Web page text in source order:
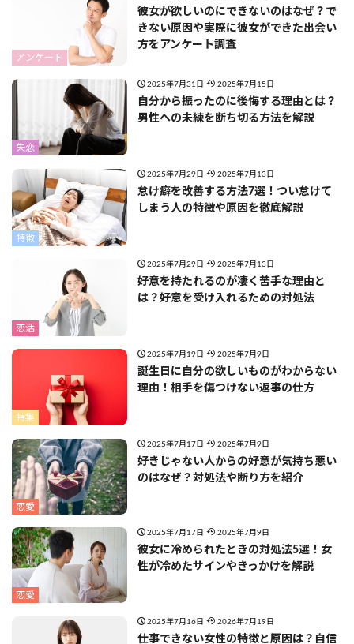
アンケート
彼女が欲しいのにできないのはなぜ？で
きない原因や実際に彼女ができた出会い
方をアンケート調査
失恋
2025年7月31日 2025年7月15日
自分から振ったのに後悔する理由とは？
男性への未練を断ち切る方法を解説
特徴
2025年7月29日 2025年7月13日
怠け癖を改善する方法7選！つい怠けて
しまう人の特徴や原因を徹底解説
恋活
2025年7月29日 2025年7月13日
好意を持たれるのが凄く苦手な理由と
は？好意を受け入れるための対処法
特集
2025年7月19日 2025年7月9日
誕生日に自分の欲しいものがわからない
理由！相手を傷つけない返事の仕方
恋愛
2025年7月17日 2025年7月9日
好きじゃない人からの好意が気持ち悪い
のはなぜ？対処法や断り方を紹介
恋愛
2025年7月17日 2025年7月9日
彼女に冷められたときの対処法5選！女
性が冷めたサインやきっかけを解説
2025年7月16日 2026年7月19日
仕事できない女性の特徴と原因は？自信